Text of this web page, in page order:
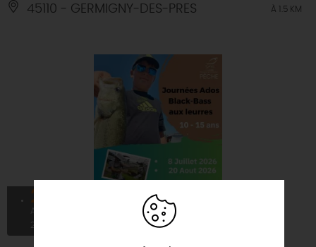
45110 - GERMIGNY-DES-PRES À 1.5 KM
20
AOÛT
2026